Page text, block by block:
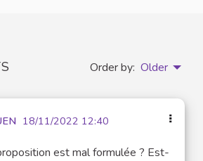
Order by: Older
18/11/2022 12:40
est mal formulée ? Est-